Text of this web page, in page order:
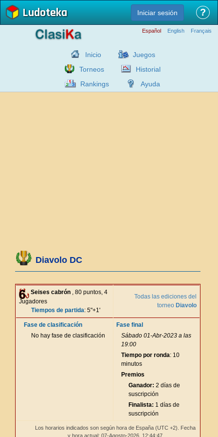
Ludoteka Iniciar sesión ?
Español English Français
Inicio
Juegos
Torneos
Historial
Rankings
Ayuda
Diavolo DC
Seises cabrón , 80 puntos, 4
Jugadores
Tiempos de partida: 5"+1'
Todas las ediciones del
torneo Diavolo
Fase de clasificación
No hay fase de clasificación
Fase final
Sábado 01-Abr-2023 a las
19:00
Tiempo por ronda: 10
minutos
Premios
Ganador: 2 días de
suscripción
Finalista: 1 días de
suscripción
Los horarios indicados son según hora de España (UTC +2). Fecha
y hora actual: 07-Agosto-2026, 12:44:47